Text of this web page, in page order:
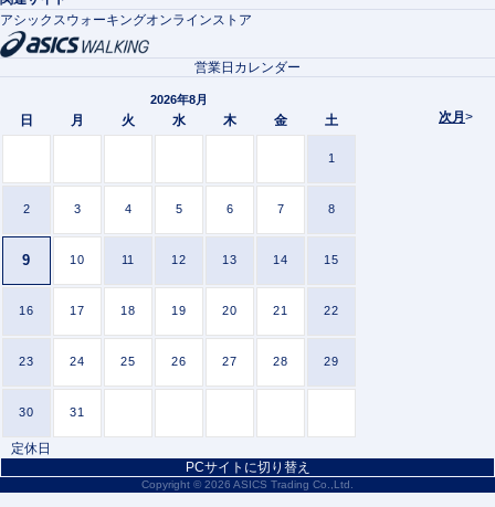
アシックスウォーキングオンラインストア
次月 >
営業日カレンダー
2026年8月
日 月 火 水 木 金 土
1
2 3 4 5 6 7 8
9 10 11 12 13 14 15
16 17 18 19 20 21 22
23 24 25 26 27 28 29
30 31
定休日
PCサイトに切り替え
Copyright © 2026 ASICS Trading Co.,Ltd.